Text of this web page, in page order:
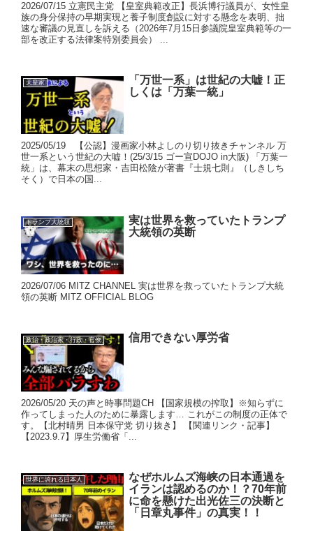
2026/07/15 立憲民主党 【皇室典範改正】長浜博行議員が、女性皇
族の身分保持の早期実現と養子制度創設に対する懸念を表明、拙
速な審議の見直しを訴える（2026年7月15日参議院皇室典範等の一
部を改正する法律案特別委員会） ...
天皇家
「万世一系」は世紀の大嘘！正
しくは「万葉一統」
2025/05/19 【公認】漫画家小林よしのり切り抜きチャンネル 万
世一系という世紀の大嘘！(25/3/15 ゴー宣DOJO in大阪) 「万葉一
統」は、幕末の思想家・吉田松陰が著書『士規七則』（しきしち
そく）で日本の国...
トランプ大統領
実は世界を救っていたトランプ
大統領の英断
2026/07/06 MITZ CHANNEL 実は世界を救っていたトランプ大統
領の英断 MITZ OFFICIAL BLOG
政治・政治家・行政・官僚 信用できない厚労省
2026/05/20 天の声と時事問題CH 【国家規模の搾取】※知らずに
作ってしまった人のために暴露します… これがこの制度の正体で
す。【北村晴男 日本保守党 切り抜き】 【関連リンク・記事】
【2023.9.7】厚生労働省「...
世界に誇れる日本人
なぜホルムズ海峡の日本通過を
イランは認めるのか！？70年前
に命を懸けた出光佐三の決断と
「日章丸事件」の真実！！